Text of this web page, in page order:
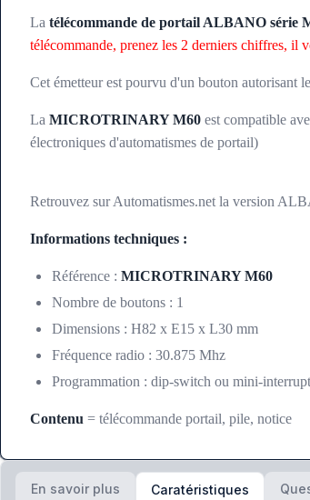
La télécommande de portail ALBANO
télécommande, prenez les 2 derniers chiffres, il
Cet émetteur est pourvu d'un bouton autorisant
La MICROTRINARY M60 est compatible
électroniques d'automatismes de portail)
Retrouvez sur Automatismes.net la version
Informations techniques :
Référence : MICROTRINARY M60
Nombre de boutons : 1
Dimensions : H82 x E15 x L30 mm
Fréquence radio : 30.875 Mhz
Programmation : dip-switch ou mini-
Contenu = télécommande portail, pile, notice
En savoir plus Caratéristiques